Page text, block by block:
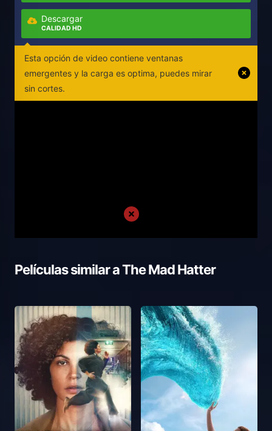
Descargar
CALIDAD HD
Esta opción de video contiene ventanas
emergentes y la carga es optima, puedes mirar
sin cortes.
Películas similar aThe Mad Hatter